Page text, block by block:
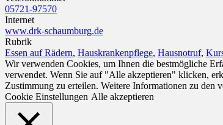
05721-97570
Internet
www.drk-schaumburg.de
Rubrik
Essen auf Rädern, Hauskrankenpflege, Hausnotruf,
Wir verwenden Cookies, um Ihnen die bestmögliche
verwendet. Wenn Sie auf "Alle akzeptieren" klicken,
Zustimmung zu erteilen. Weitere Informationen zu den
Cookie Einstellungen Alle akzeptieren